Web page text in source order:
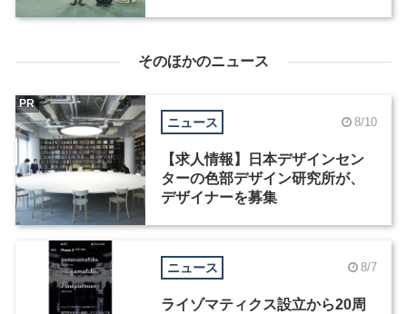
そのほかのニュース
ニュース 8/10
【求人情報】日本デザインセン
ターの色部デザイン研究所が、
デザイナーを募集
PR
ニュース 8/7
ライゾマティクス設立から20周